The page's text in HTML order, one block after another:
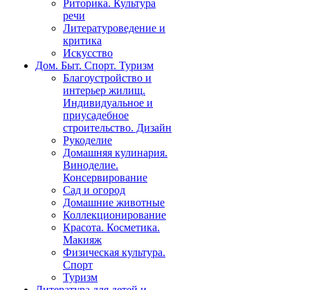
Риторика. Культура
речи
Литературоведение и
критика
Искусство
Дом. Быт. Спорт. Туризм
Благоустройство и
интерьер жилищ.
Индивидуальное и
приусадебное
строительство. Дизайн
Рукоделие
Домашняя кулинария.
Виноделие.
Консервирование
Сад и огород
Домашние животные
Коллекционирование
Красота. Косметика.
Макияж
Физическая культура.
Спорт
Туризм